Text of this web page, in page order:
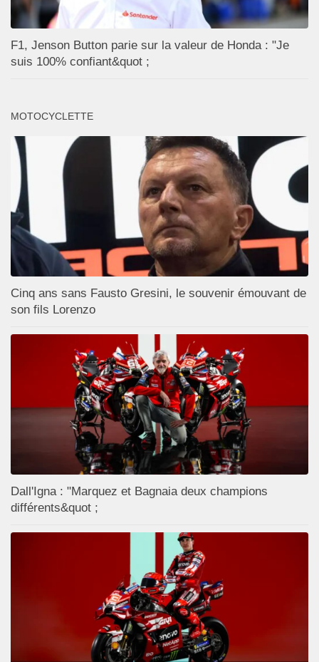
F1, Jenson Button parie sur la valeur de Honda : "Je
suis 100% confiant&quot ;
MOTOCYCLETTE
Cinq ans sans Fausto Gresini, le souvenir émouvant de
son fils Lorenzo
Dall'Igna : "Marquez et Bagnaia deux champions
différents&quot ;